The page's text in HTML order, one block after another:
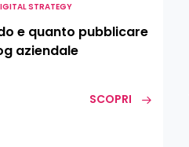
STRATEGY
e quanto pubblicare
aziendale
SCOPRI